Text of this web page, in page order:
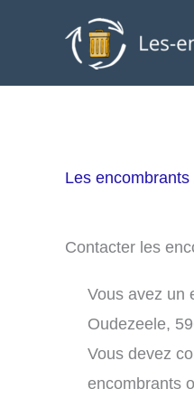
Les encombrants
Contacter les
Vous avez un
Oudezeele,
Vous devez
encombrants